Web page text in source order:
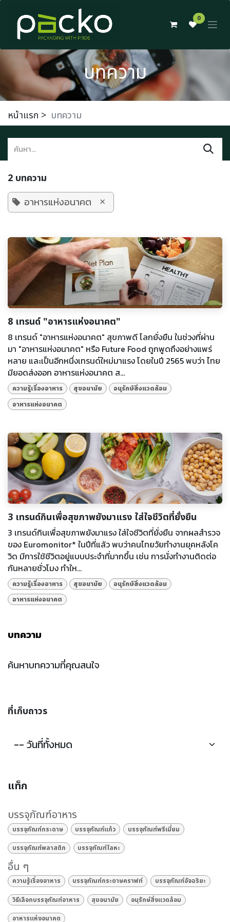
Skip to Content
0
บทความ
หน้าแรก > บทความ
2 บทความ
อาหารแห่งอนาคต
×
8 เทรนด์ "อาหารแห่งอนาคต"
8 เทรนด์ "อาหารแห่งอนาคต" สุขภาพดี โลกยั่งยืน ในช่วงที่ผ่าน
มา "อาหารแห่งอนาคต" หรือ Future Food ถูกพูดถึงอย่างแพร่
หลาย และเป็นอีกหนึ่งเทรนด์ใหม่มาแรง โดยในปี 2565 พบว่า ไทย
มียอดส่งออก อาหารแห่งอนาคต ส...
ความรู้เรื่องอาหาร สุขอนามัย
อนุรักษ์สิ่งแวดล้อม
อาหารแห่งอนาคต
3 เทรนด์กินเพื่อสุขภาพยังมาแรง ใส่ใจชีวิตที่ยั่งยืน
3 เทรนด์กินเพื่อสุขภาพยังมาแรง ใส่ใจชีวิตที่ยั่งยืน จากผลสำรวจ
ของ Euromonitor* ในปีที่แล้ว พบว่าคนไทยวัยทำงานยุคหลังโค
วิด มีการใช้ชีวิตอยู่แบบประจำที่มากขึ้น เช่น การนั่งทำงานติดต่อ
กันหลายชั่วโมง ทำให...
ความรู้เรื่องอาหาร สุขอนามัย
อนุรักษ์สิ่งแวดล้อม
อาหารแห่งอนาคต
บทความ
ค้นหาบทความที่คุณสนใจ
ที่เก็บถาวร
แท็ก
บรรจุภัณฑ์อาหาร
บรรจุภัณฑ์กระดาษ บรรจุภัณฑ์แก้ว บรรจุภัณฑ์พรีเมี่ยม
บรรจุภัณฑ์พลาสติก บรรจุภัณฑ์โลหะ
อื่น ๆ
ความรู้เรื่องอาหาร บรรจุภัณฑ์กระดาษคราฟท์ บรรจุภัณฑ์อัจฉริยะ
วิธีเลือกบรรจุภัณฑ์อาหาร สุขอนามัย อนุรักษ์สิ่งแวดล้อม
อาหารแห่งอนาคต